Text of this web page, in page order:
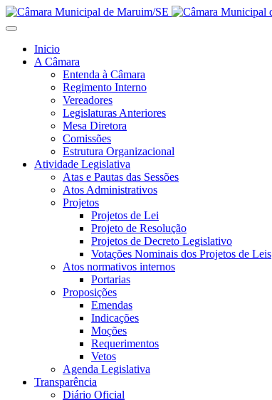
Inicio
A Câmara
Entenda à Câmara
Regimento Interno
Vereadores
Legislaturas Anteriores
Mesa Diretora
Comissões
Estrutura Organizacional
Atividade Legislativa
Atas e Pautas das Sessões
Atos Administrativos
Projetos
Projetos de Lei
Projeto de Resolução
Projetos de Decreto Legislativo
Votações Nominais dos Projetos de Leis
Atos normativos internos
Portarias
Proposições
Emendas
Indicações
Moções
Requerimentos
Vetos
Agenda Legislativa
Transparência
Diário Oficial